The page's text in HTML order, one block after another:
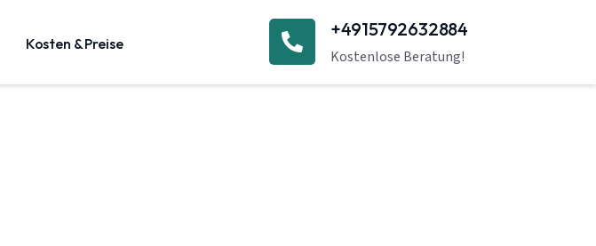
Kosten & Preise
+4915792632884
Kostenlose Beratung!